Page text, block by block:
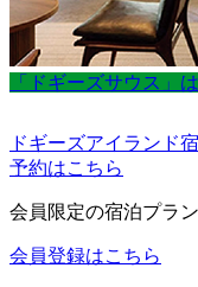
「ドギーズサウス」
ドギーズアイランド
予約はこちら
会員限定の宿泊プラ
会員登録はこちら